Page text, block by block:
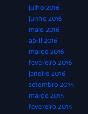
julho 2016
junho 2016
maio 2016
abril 2016
março 2016
fevereiro 2016
janeiro 2016
setembro 2015
março 2015
fevereiro 2015